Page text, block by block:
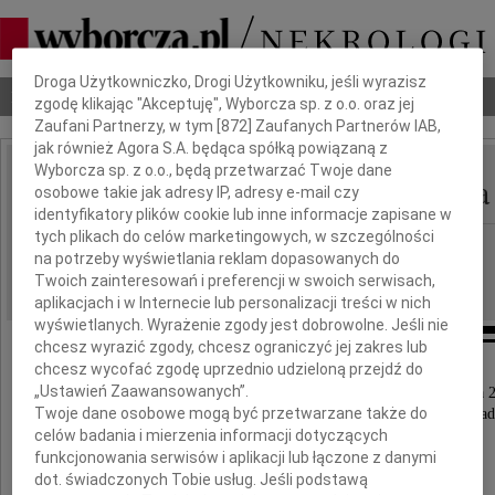
Nekrologi Odeszli Poradnik pogrzebowy
IMIĘ I NAZWISKO: Stanisław Zenon Kraska
REGION: cała Polska
DATA EMISJI: 19.01.2023
Z głębokim żalem zawiadamiamy, że w dniu 29 grudnia
zmarł w Genewie nasz kochny Mąż, Ojciec i
Dbamy o Twoją prywatność
Droga Użytkowniczko, Drogi Użytkowniku, jeśli wyrazisz
zgodę klikając "Akceptuję", Wyborcza sp. z o.o. oraz jej
Zaufani Partnerzy, w tym [872 ] Zaufanych Partnerów IAB,
jak również Agora S.A. będąca spółką powiązaną z
Wyborcza sp. z o.o., będą przetwarzać Twoje dane
osobowe takie jak adresy IP, adresy e-mail czy
identyfikatory plików cookie lub inne informacje zapisane w
tych plikach do celów marketingowych, w szczególności
na potrzeby wyświetlania reklam dopasowanych do
Twoich zainteresowań i preferencji w swoich serwisach,
aplikacjach i w Internecie lub personalizacji treści w nich
wyświetlanych. Wyrażenie zgody jest dobrowolne. Jeśli nie
chcesz wyrazić zgody, chcesz ograniczyć jej zakres lub
chcesz wycofać zgodę uprzednio udzieloną przejdź do
„Ustawień Zaawansowanych”.
Twoje dane osobowe mogą być przetwarzane także do
celów badania i mierzenia informacji dotyczących
funkcjonowania serwisów i aplikacji lub łączone z danymi
dot. świadczonych Tobie usług. Jeśli podstawą